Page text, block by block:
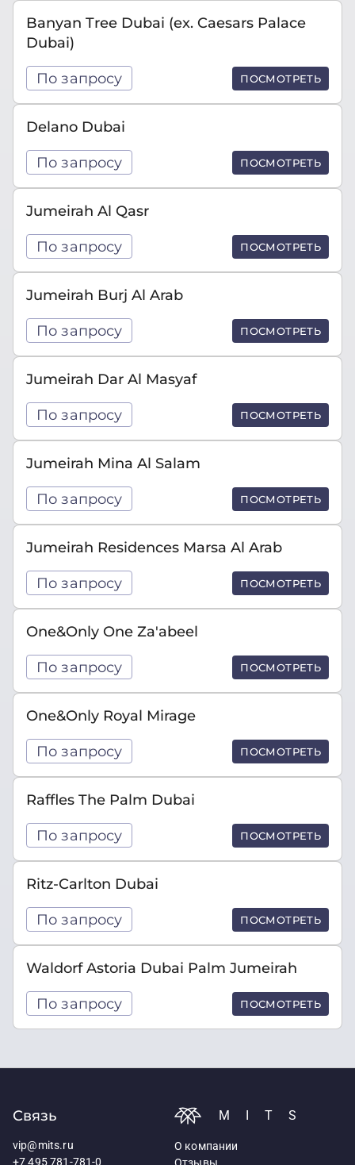
Banyan Tree Dubai (ex. Caesars Palace
Dubai)
По запросу ПОСМОТРЕТЬ
Delano Dubai
По запросу ПОСМОТРЕТЬ
Jumeirah Al Qasr
По запросу ПОСМОТРЕТЬ
Jumeirah Burj Al Arab
По запросу ПОСМОТРЕТЬ
Jumeirah Dar Al Masyaf
По запросу ПОСМОТРЕТЬ
Jumeirah Mina Al Salam
По запросу ПОСМОТРЕТЬ
Jumeirah Residences Marsa Al Arab
По запросу ПОСМОТРЕТЬ
One&Only One Za'abeel
По запросу ПОСМОТРЕТЬ
One&Only Royal Mirage
По запросу ПОСМОТРЕТЬ
Raffles The Palm Dubai
По запросу ПОСМОТРЕТЬ
Ritz-Carlton Dubai
По запросу ПОСМОТРЕТЬ
Waldorf Astoria Dubai Palm Jumeirah
По запросу ПОСМОТРЕТЬ
Связь
vip@mits.ru
+7 495 781-781-0
MITS
О компании